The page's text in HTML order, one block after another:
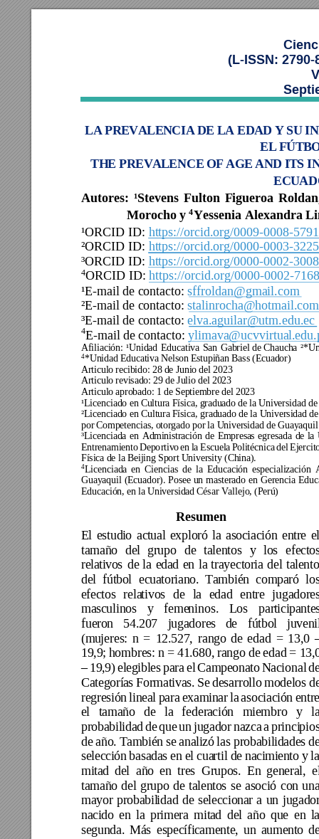
(L-ISSN:
LAPREVALENCIADE LAEDAD YSUIN
EL FÚTB
THE PREVALENCE OF AGE AND ITS
ECUAD
Autores: ¹Stevens Fulton Figueroa Roldan
Morocho y 4Yessenia Alexandra
¹ORCID ID: https://orcid.org/0009-0008-
²ORCID ID: https://orcid.org/0000-0003-
³ORCID ID: https://orcid.org/0000-0002-
4ORCID ID: https://orcid.org/0000-0002-
¹E-mail de contacto: sffroldan@gmail.com
²E-mail de contacto: stalinrocha@hotmail.com
³E-mail de contacto: elva.aguilar@utm.edu.ec
4E-mail de contacto: ylimava@ucvvirtua
Afiliación: ¹Unidad Educativa San Gabriel de Chaucha ²*
4*Unidad Educativa Nelson Estupiñan Bass (Ecuador)
Articulo recibido: 28 de Junio del 2023
Articulo revisado: 29 de Julio del 2023
Articulo aprobado: 1 de Septiembre del 2023
¹Licenciado en Cultura Física, graduado de la Universidad
²Licenciado en Cultura Física, graduado de la Universidad
por Competencias, otorgado por la Universidad de
³Licenciada en Administración de Empresas egresada de la
Entrenamiento Deportivo en la Escuela Politécnica del
Física de la Beijing Sport University (China).
4Licenciada en Ciencias de la Educación especialización
Guayaquil (Ecuador). Posee un masterado en Gerencia Ed
Educación, en la Universidad César Vallejo, (Perú)
Resumen
El estudio actual exploró la asociación entre e
tamaño del grupo de talentos y los efect
relativos de la edad en la trayectoria del tale
del fútbol ecuatoriano. También comparó
efectos relativos de la edad entre jugadore
masculinos y femeninos. Los participante
fueron 54.207 jugadores de fútbol juven
(mujeres: n = 12.527, rango de edad = 13,0
19,9; hombres: n = 41.680, rango de edad = 1
– 19,9)elegiblespara elCampeonatoNacional
Categorías Formativas. Se desarrollo modelos
regresión lineal para examinar la asociación entr
el tamaño de la federación miembro y
probabilidad deque un jugador nazcaa principio
de año. También seanalizólasprobabilidades
selección basadas en el cuartil de nacimientoy
mitad del año en tres Grupos. En general,
tamaño del grupo de talentos se asoció con
mayor probabilidad de seleccionar a un jugado
nacido en la primera mitad del año que en
segunda. Más específicamente, un aumento